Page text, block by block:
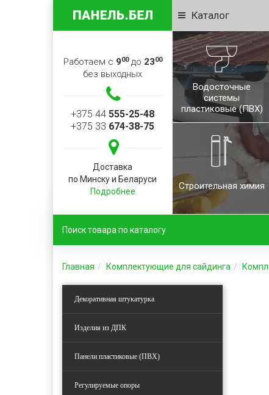
Каталог
Работаем с 900до 2300
без выходных
+375 44 555-25-48
+375 33 674-38-75
Доставка
по Минску и Беларуси
Подробнее
Водосточные
системы
пластиковые (ПВХ)
Строительная химия
Главная Комплектующие для сайдинга
Декоративная штукатурка
Изделия из ДПК
Панели пластиковые (ПВХ)
Регулируемые опоры